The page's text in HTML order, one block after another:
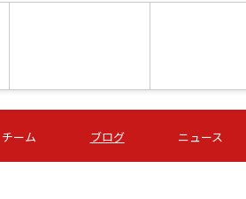
第16節 09/05 (土) 16:00
ＡＧＦ
-
いちご
-
チーム ブログ ニュース